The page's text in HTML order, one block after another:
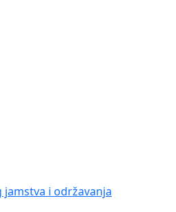
i održavanja